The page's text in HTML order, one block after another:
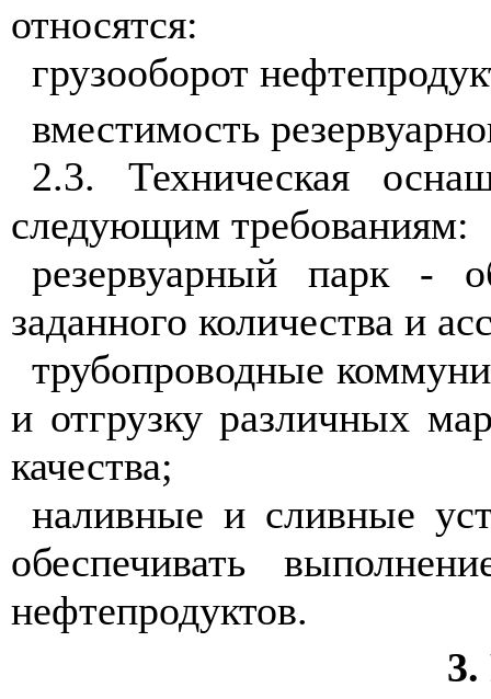
относятся:
грузооборот
вместимость
2.3. Техническая
следующим требованиям:
резервуарный парк -
заданного количества и
трубопроводные
и отгрузку различных
качества;
наливные и сливные
обеспечивать
нефтепродуктов.